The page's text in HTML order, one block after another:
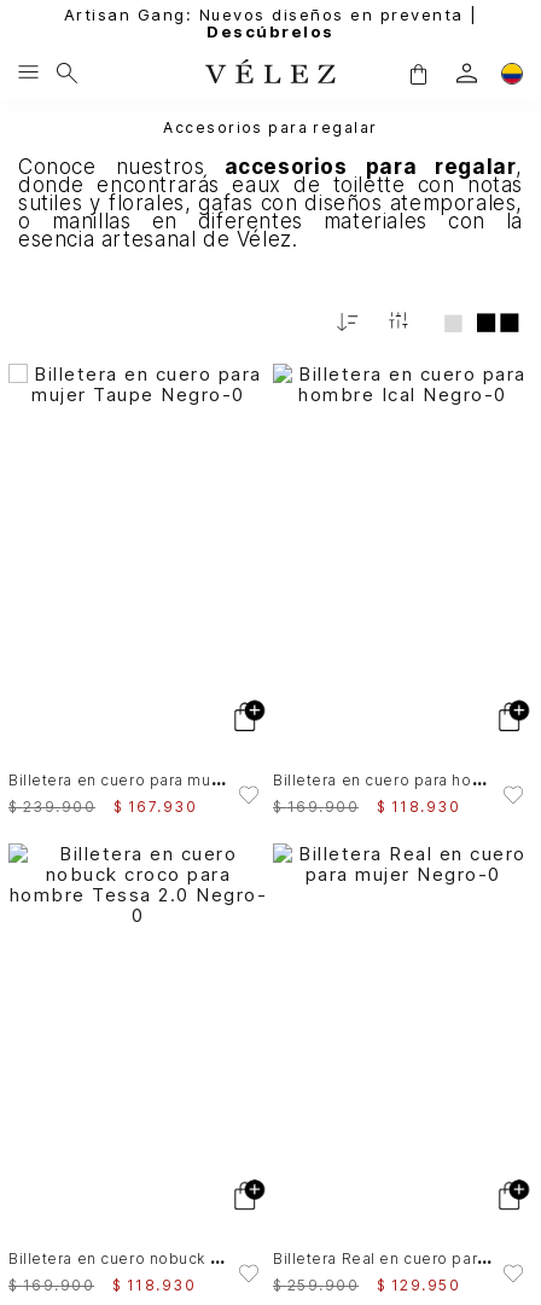
Artisan Gang: Nuevos diseños en preventa |
Descúbrelos
Accesorios para regalar
Conoce nuestros accesorios para regalar,
donde encontrarás eaux de toilette con notas
sutiles y florales, gafas con diseños atemporales,
o manillas en diferentes materiales con la
esencia artesanal de Vélez.
Fecha
B
illetera en cuero para mujer Taupe
$ 239.900 $ 167. 930
B
illetera en cuero para hombre Ical
$ 169.900 $ 118 . 930
B
illetera en cuero nobuck croco para hombre Tessa 2.0
$ 169.900 $ 118 . 930
B
illetera Real en cuero para mujer
$ 259.900 $ 129 . 950